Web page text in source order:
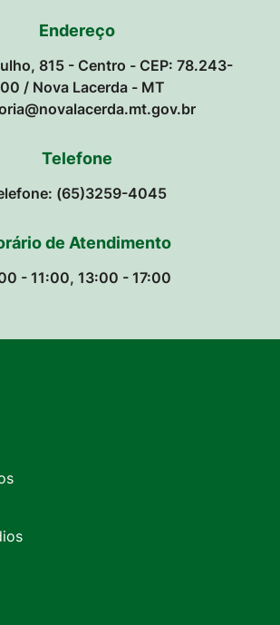
Endereço
815 - Centro - CEP: 78.243-
/ Nova Lacerda - MT
Telefone
(65)3259-4045
de Atendimento
- 11:00, 13:00 - 17:00
e Contato